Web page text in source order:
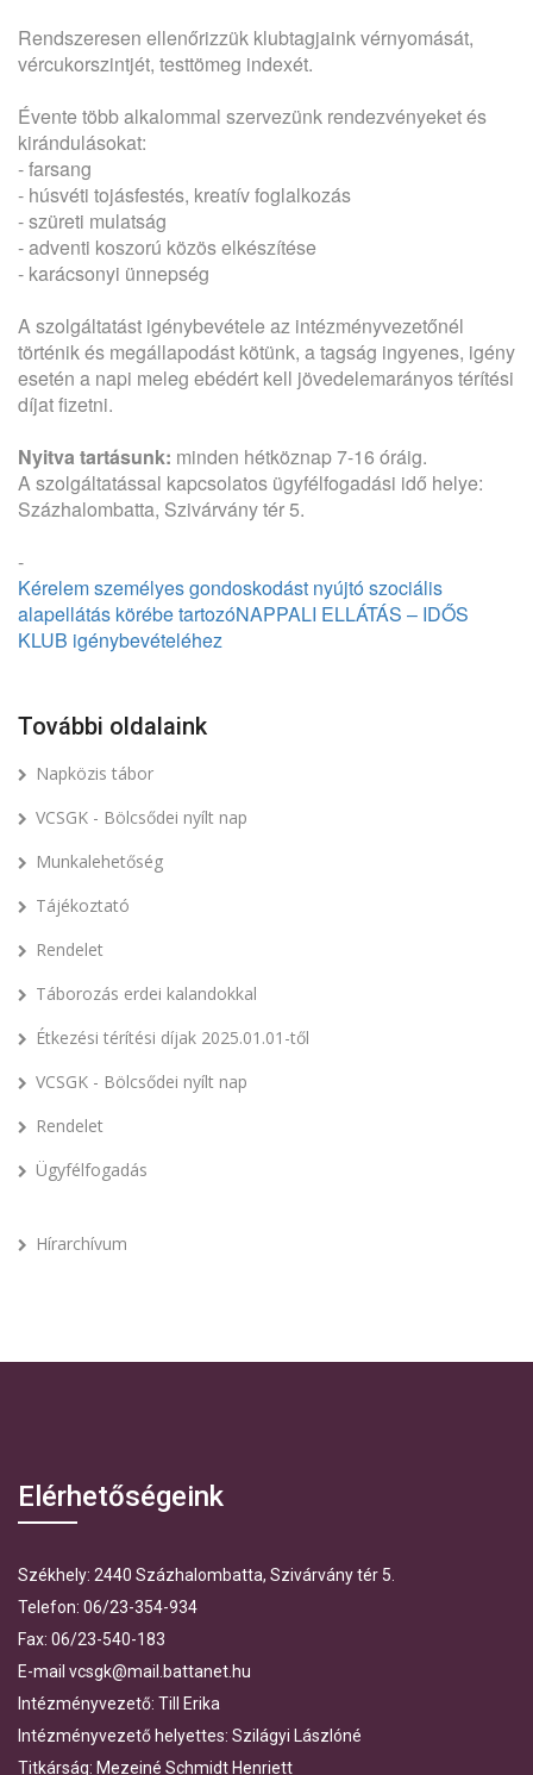
Rendszeresen ellenőrizzük klubtagjaink vérnyomását,
vércukorszintjét, testtömeg indexét.
Évente több alkalommal szervezünk rendezvényeket és
kirándulásokat:
- farsang
- húsvéti tojásfestés, kreatív foglalkozás
- szüreti mulatság
- adventi koszorú közös elkészítése
- karácsonyi ünnepség
A szolgáltatást igénybevétele az intézményvezetőnél
történik és megállapodást kötünk, a tagság ingyenes, igény
esetén a napi meleg ebédért kell jövedelemarányos térítési
díjat fizetni.
Nyitva tartásunk: minden hétköznap 7-16 óráig.
A szolgáltatással kapcsolatos ügyfélfogadási idő helye:
Százhalombatta, Szivárvány tér 5.
-
Kérelem személyes gondoskodást nyújtó szociális
alapellátás körébe tartozóNAPPALI ELLÁTÁS – IDŐS
KLUB igénybevételéhez
További oldalaink
Napközis tábor
VCSGK - Bölcsődei nyílt nap
Munkalehetőség
Tájékoztató
Rendelet
Táborozás erdei kalandokkal
Étkezési térítési díjak 2025.01.01-től
VCSGK - Bölcsődei nyílt nap
Rendelet
Ügyfélfogadás
Hírarchívum
Elérhetőségeink
Székhely: 2440 Százhalombatta, Szivárvány tér 5.
Telefon: 06/23-354-934
Fax: 06/23-540-183
E-mail vcsgk@mail.battanet.hu
Intézményvezető: Till Erika
Intézményvezető helyettes: Szilágyi Lászlóné
Titkárság: Mezeiné Schmidt Henriett